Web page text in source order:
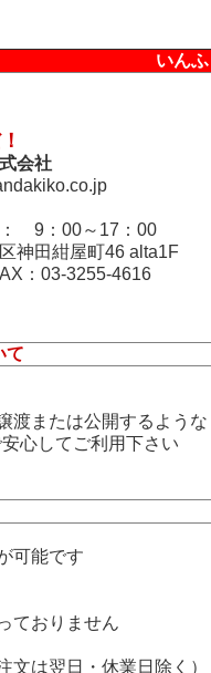
いん
会社
： 9：00～17：00
神田紺屋町46 alta1F
：03-3255-4616
て
渡または公開するような
心してご利用下さい
可能です
ておりません
文は翌日・休業日除く）